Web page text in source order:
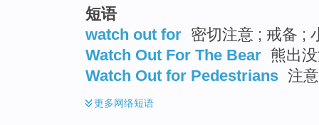
短语
watch out for 密切注意 ; 戒备 ;
Watch Out For The Bear 熊出
Watch Out for Pedestrians 注
更多网络短语